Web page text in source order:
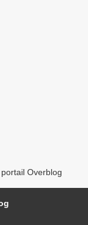
Overblog